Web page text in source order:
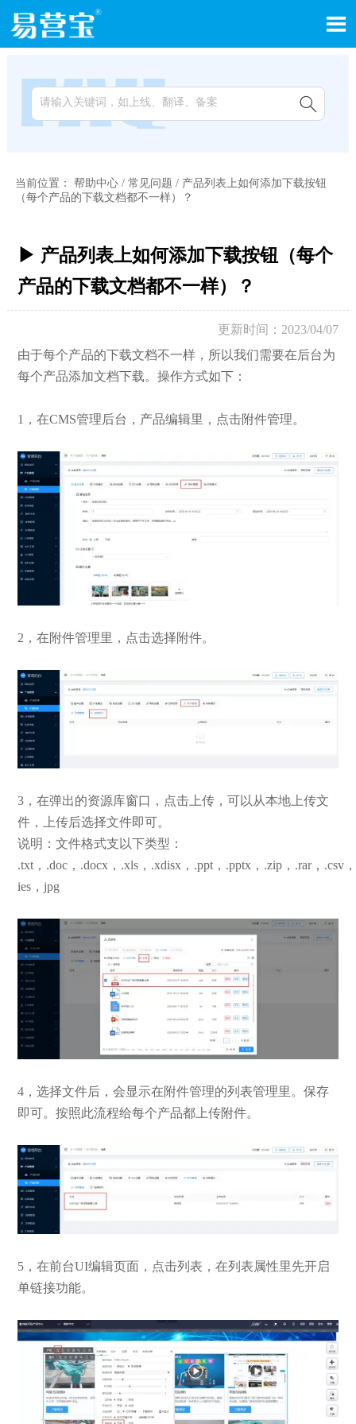


当前位置： 帮助中心/ 常见问题 / 产品列表上如何添加下载按钮
（每个产品的下载文档都不一样）？
▶ 产品列表上如何添加下载按钮（每个
产品的下载文档都不一样）？
更新时间：2023/04/07
由于每个产品的下载文档不一样，所以我们需要在后台为
每个产品添加文档下载。操作方式如下：
1，在CMS管理后台，产品编辑里，点击附件管理。
2，在附件管理里，点击选择附件。
3，在弹出的资源库窗口，点击上传，可以从本地上传文
件，上传后选择文件即可。
说明：文件格式支以下类型：
.txt，.doc，.docx，.xls，.xdisx，.ppt，.pptx，.zip，.rar，.csv
ies，jpg
4，选择文件后，会显示在附件管理的列表管理里。保存
即可。按照此流程给每个产品都上传附件。
5，在前台UI编辑页面，点击列表，在列表属性里先开启
单链接功能。